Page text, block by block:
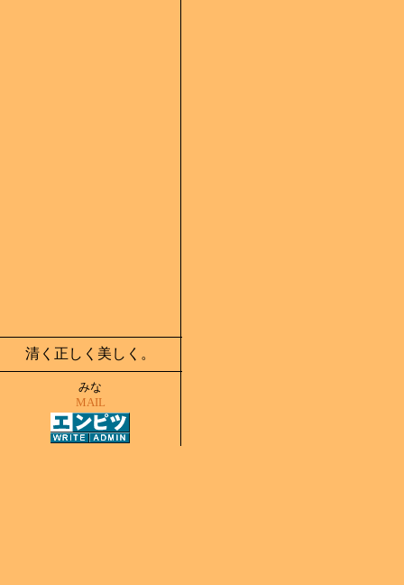
清く正しく美しく。
みな
MAIL